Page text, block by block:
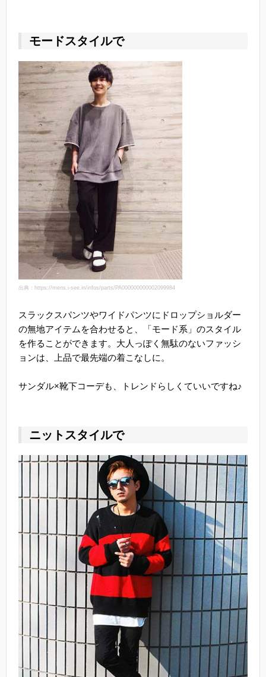
モードスタイルで
出典：https://mens.i-see.in/infos/parts/PA000000000002099984
スラックスパンツやワイドパンツにドロップショルダー
の無地アイテムを合わせると、「モード系」のスタイル
を作ることができます。大人っぽく無駄のないファッシ
ョンは、上品で最先端の着こなしに。
サンダル×靴下コーデも、トレンドらしくていいですね♪
ニットスタイルで